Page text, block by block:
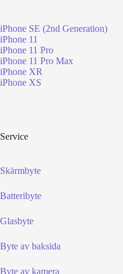
iPhone SE (2nd Generation)
iPhone 11
iPhone 11 Pro
iPhone 11 Pro Max
iPhone XR
iPhone XS
Service
Skärmbyte
Batteribyte
Glasbyte
Byte av baksida
Byte av kamera